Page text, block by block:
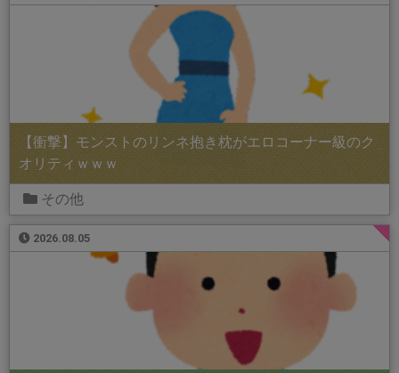
【衝撃】モンストのリンネ抱き枕がエロコーナー級のク
オリティｗｗｗ
その他
2026.08.05